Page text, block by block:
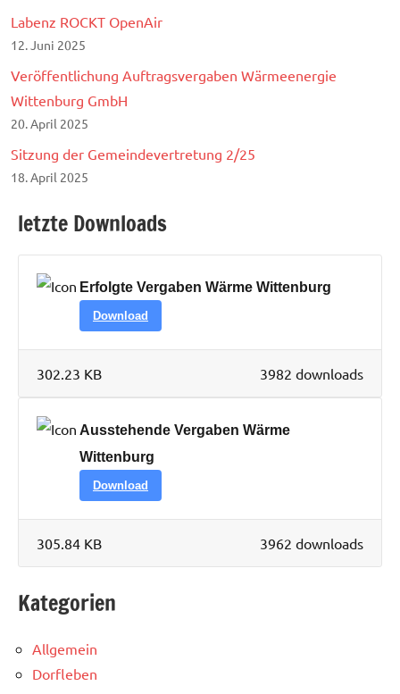
Labenz ROCKT OpenAir
12. Juni 2025
Veröffentlichung Auftragsvergaben Wärmeenergie
Wittenburg GmbH
20. April 2025
Sitzung der Gemeindevertretung 2/25
18. April 2025
letzte Downloads
Erfolgte Vergaben Wärme Wittenburg
Download
3982 downloads
302.23 KB
Ausstehende Vergaben Wärme
Wittenburg
Download
3962 downloads
305.84 KB
Kategorien
Allgemein
Dorfleben